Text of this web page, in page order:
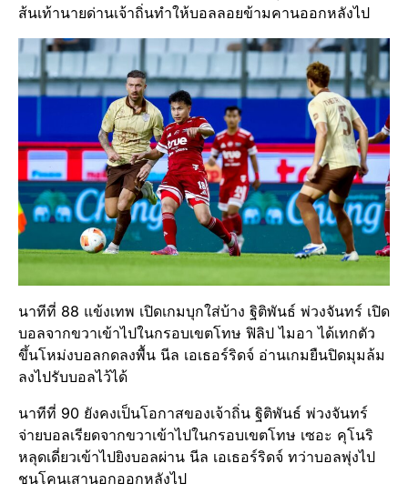
ส้นเท้านายด่านเจ้าถิ่นทำให้บอลลอยข้ามคานออกหลังไป
นาทีที่ 88 แข้งเทพ เปิดเกมบุกใส่บ้าง ฐิติพันธ์ พ่วงจันทร์ เปิด
บอลจากขวาเข้าไปในกรอบเขตโทษ ฟิลิป ไมอา ได้เทกตัว
ขึ้นโหม่งบอลกดลงพื้น นีล เอเธอร์ริดจ์ อ่านเกมยืนปิดมุมล้ม
ลงไปรับบอลไว้ได้
นาทีที่ 90 ยังคงเป็นโอกาสของเจ้าถิ่น ฐิติพันธ์ พ่วงจันทร์
จ่ายบอลเรียดจากขวาเข้าไปในกรอบเขตโทษ เซอะ คุโนริ
หลุดเดี่ยวเข้าไปยิงบอลผ่าน นีล เอเธอร์ริดจ์ ทว่าบอลพุ่งไป
ชนโคนเสานอกออกหลังไป